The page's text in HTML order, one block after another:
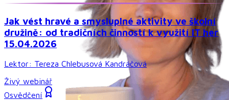
Jak vést hravé a smysluplné aktivity ve školní
družině: od tradičních činností k využití IT her
15.04.2026
Lektor: Tereza Chlebusová Kandráčová
Živý webinář
Osvědčení